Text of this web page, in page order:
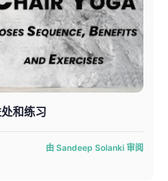
和练习
由 Sandeep Solanki 审阅